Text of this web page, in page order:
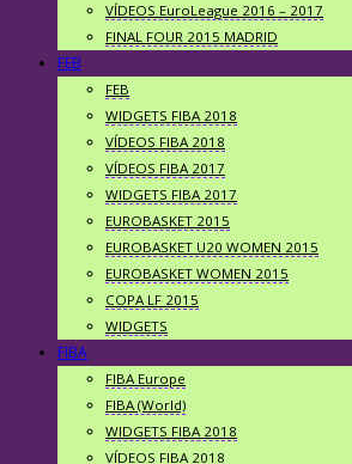
VÍDEOS EuroLeague 2016 – 2017
FINAL FOUR 2015 MADRID
FEB
FEB
WIDGETS FIBA 2018
VÍDEOS FIBA 2018
VÍDEOS FIBA 2017
WIDGETS FIBA 2017
EUROBASKET 2015
EUROBASKET U20 WOMEN 2015
EUROBASKET WOMEN 2015
COPA LF 2015
WIDGETS
FIBA
FIBA Europe
FIBA (World)
WIDGETS FIBA 2018
VÍDEOS FIBA 2018